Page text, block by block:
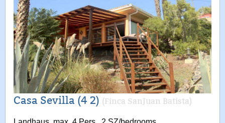
Casa Sevilla (4 2) (Finca SanJuan Batista)